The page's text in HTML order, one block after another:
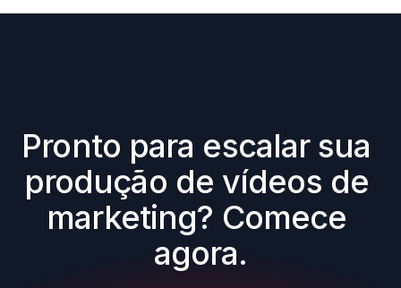
Pronto para escalar sua
produção de vídeos de
marketing? Comece
agora.